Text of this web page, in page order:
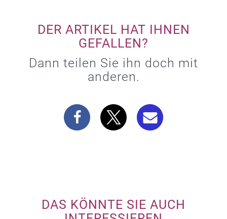
DER ARTIKEL HAT IHNEN
GEFALLEN?
Dann teilen Sie ihn doch mit
anderen.
DAS KÖNNTE SIE AUCH